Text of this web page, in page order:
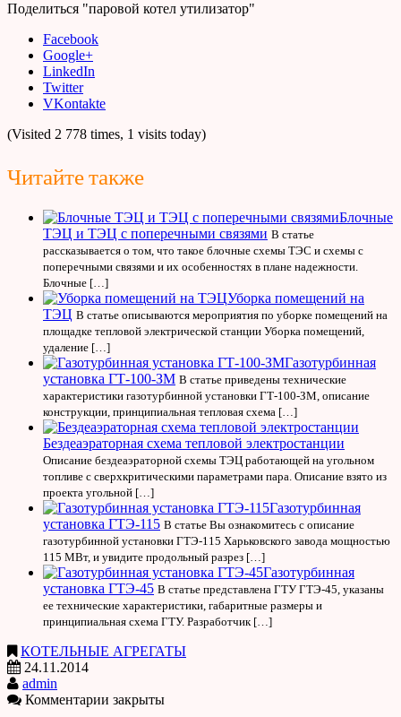
Поделиться "паровой котел утилизатор"
Facebook
Google+
LinkedIn
Twitter
VKontakte
(Visited 2 778 times, 1 visits today)
Читайте также
Блочные
ТЭЦ и ТЭЦ с поперечными связями В статье
рассказывается о том, что такое блочные схемы ТЭС и схемы с
поперечными связями и их особенностях в плане надежности.
Блочные […]
Уборка помещений на
ТЭЦ В статье описываются мероприятия по уборке помещений на
площадке тепловой электрической станции Уборка помещений,
удаление […]
Газотурбинная
установка ГТ-100-ЗМ В статье приведены технические
характеристики газотурбинной установки ГТ-100-ЗМ, описание
конструкции, принципиальная тепловая схема […]
Бездеаэраторная схема тепловой электростанции
Описание бездеаэраторной схемы ТЭЦ работающей на угольном
топливе с сверхкритическими параметрами пара. Описание взято из
проекта угольной […]
Газотурбинная
установка ГТЭ-115 В статье Вы ознакомитесь с описание
газотурбинной установки ГТЭ-115 Харьковского завода мощностью
115 МВт, и увидите продольный разрез […]
Газотурбинная
установка ГТЭ-45 В статье представлена ГТУ ГТЭ-45, указаны
ее технические характеристики, габаритные размеры и
принципиальная схема ГТУ. Разработчик […]
КОТЕЛЬНЫЕ АГРЕГАТЫ
24.11.2014
admin
Комментарии закрыты